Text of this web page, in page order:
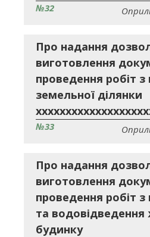
№32
Про надання
виготовлення
проведення робіт
земельної ділянки
№33
Про надання
виготовлення
проведення робіт
та
будинку